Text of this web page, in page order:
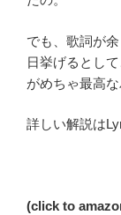
でも、歌詞が
日挙げるとし
がめちゃ最高
詳しい解説は
(click to